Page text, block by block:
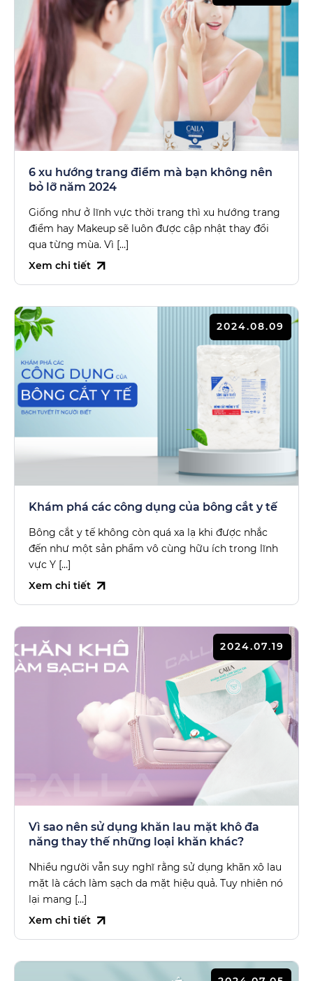
6 xu hướng trang điểm mà bạn không nên
bỏ lỡ năm 2024
Giống như ở lĩnh vực thời trang thì xu hướng trang
điểm hay Makeup sẽ luôn được cập nhật thay đổi
qua từng mùa. Vì […]
Xem chi tiết
2024.08.09
Khám phá các công dụng của bông cắt y tế
Bông cắt y tế không còn quá xa lạ khi được nhắc
đến như một sản phẩm vô cùng hữu ích trong lĩnh
vực Y […]
Xem chi tiết
2024.07.19
Vì sao nên sử dụng khăn lau mặt khô đa
năng thay thế những loại khăn khác?
Nhiều người vẫn suy nghĩ rằng sử dụng khăn xô lau
mặt là cách làm sạch da mặt hiệu quả. Tuy nhiên nó
lại mang […]
Xem chi tiết